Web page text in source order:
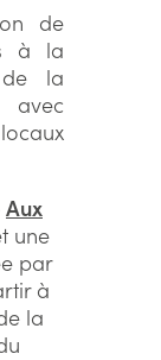
de
à la
de la
Aux
une
par
à
la